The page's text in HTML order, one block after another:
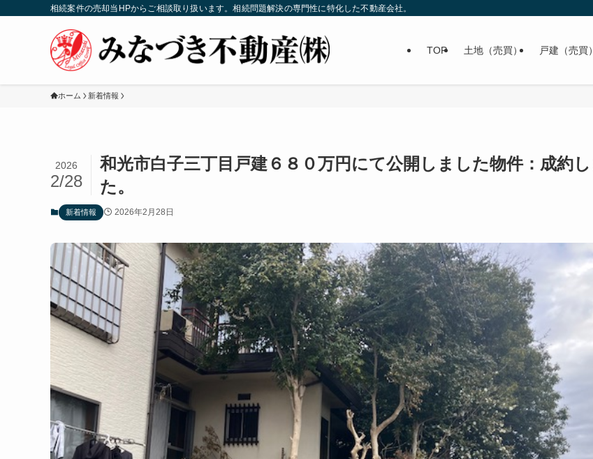
相続案件の売却当HPからご相談取り扱います。相続問題解決の専門性に特化した不動産会社。
TOP 土地（売買） 戸建（売買
ホーム 新着情報
和光市白子三丁目戸建６８０万円にて公開しました物件：成約
た。
2026
2/28
新着情報 2026年2月28日